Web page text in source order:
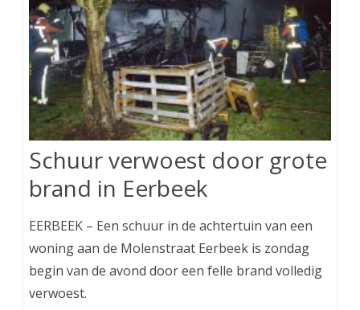
Schuur verwoest door grote
brand in Eerbeek
EERBEEK – Een schuur in de achtertuin van een
woning aan de Molenstraat Eerbeek is zondag
begin van de avond door een felle brand volledig
verwoest.